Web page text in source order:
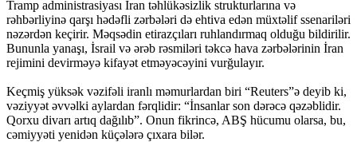
Tramp administrasiyası İran təhlükəsizlik strukturlarına və
rəhbərliyinə qarşı hədəfli zərbələri də ehtiva edən müxtəlif ssenariləri
nəzərdən keçirir. Məqsədin etirazçıları ruhlandırmaq olduğu bildirilir.
Bununla yanaşı, İsrail və ərəb rəsmiləri təkcə hava zərbələrinin İran
rejimini devirməyə kifayət etməyəcəyini vurğulayır.
Keçmiş yüksək vəzifəli iranlı məmurlardan biri “Reuters”ə deyib ki,
vəziyyət əvvəlki aylardan fərqlidir: “İnsanlar son dərəcə qəzəblidir.
Qorxu divarı artıq dağılıb”. Onun fikrincə, ABŞ hücumu olarsa, bu,
cəmiyyəti yenidən küçələrə çıxara bilər.